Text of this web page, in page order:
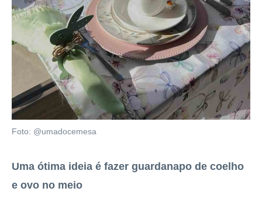
Foto: @umadocemesa
Uma ótima ideia é fazer guardanapo de coelho
e ovo no meio